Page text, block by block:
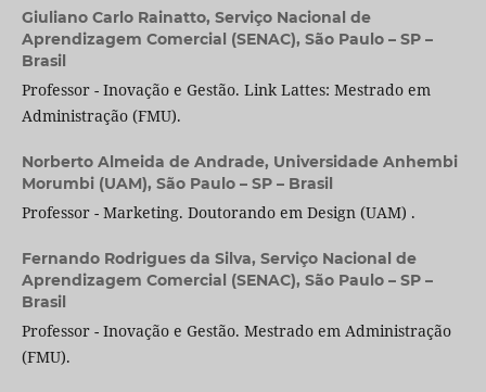
Giuliano Carlo Rainatto, Serviço Nacional de
Aprendizagem Comercial (SENAC), São Paulo – SP –
Brasil
Professor - Inovação e Gestão. Link Lattes: Mestrado em
Administração (FMU).
Norberto Almeida de Andrade, Universidade Anhembi
Morumbi (UAM), São Paulo – SP – Brasil
Professor - Marketing. Doutorando em Design (UAM) .
Fernando Rodrigues da Silva, Serviço Nacional de
Aprendizagem Comercial (SENAC), São Paulo – SP –
Brasil
Professor - Inovação e Gestão. Mestrado em Administração
(FMU).